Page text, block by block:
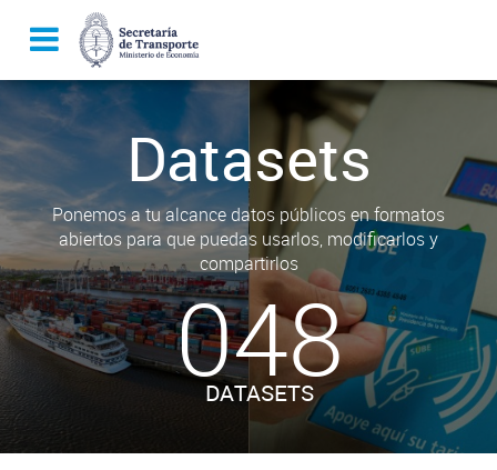
Datasets
Ponemos a tu alcance datos públicos en formatos
abiertos para que puedas usarlos, modificarlos y
compartirlos
048
DATASETS